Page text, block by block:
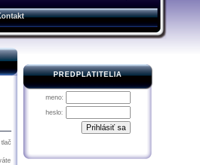
PREDPLATITELIA
meno:
heslo: